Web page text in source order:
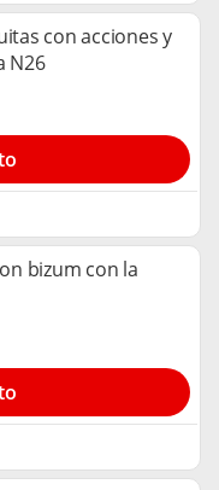
con acciones y
N26
bizum con la